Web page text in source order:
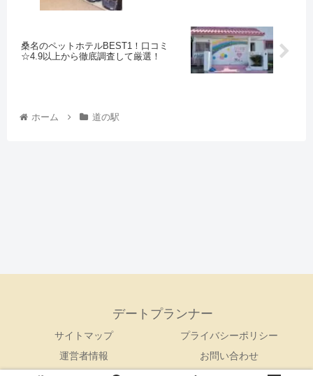
桑名のペットホテルBEST1！口コミ
☆4.9以上から徹底調査して厳選！
ホーム 道の駅
デートプランナー
サイトマップ
プライバシーポリシー
運営者情報
お問い合わせ